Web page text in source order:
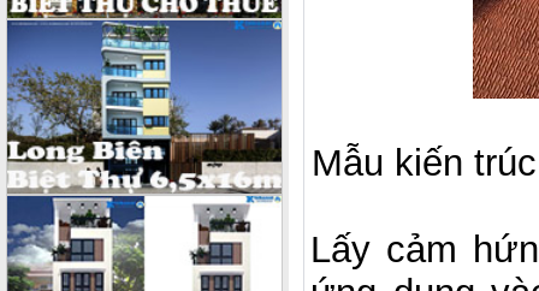
Mẫu kiến
Lấy cảm